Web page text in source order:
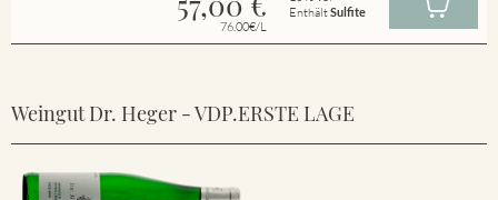
76.00€/L
EnthältSulfite
Weingut Dr. Heger - VDP.ERSTE LAGE